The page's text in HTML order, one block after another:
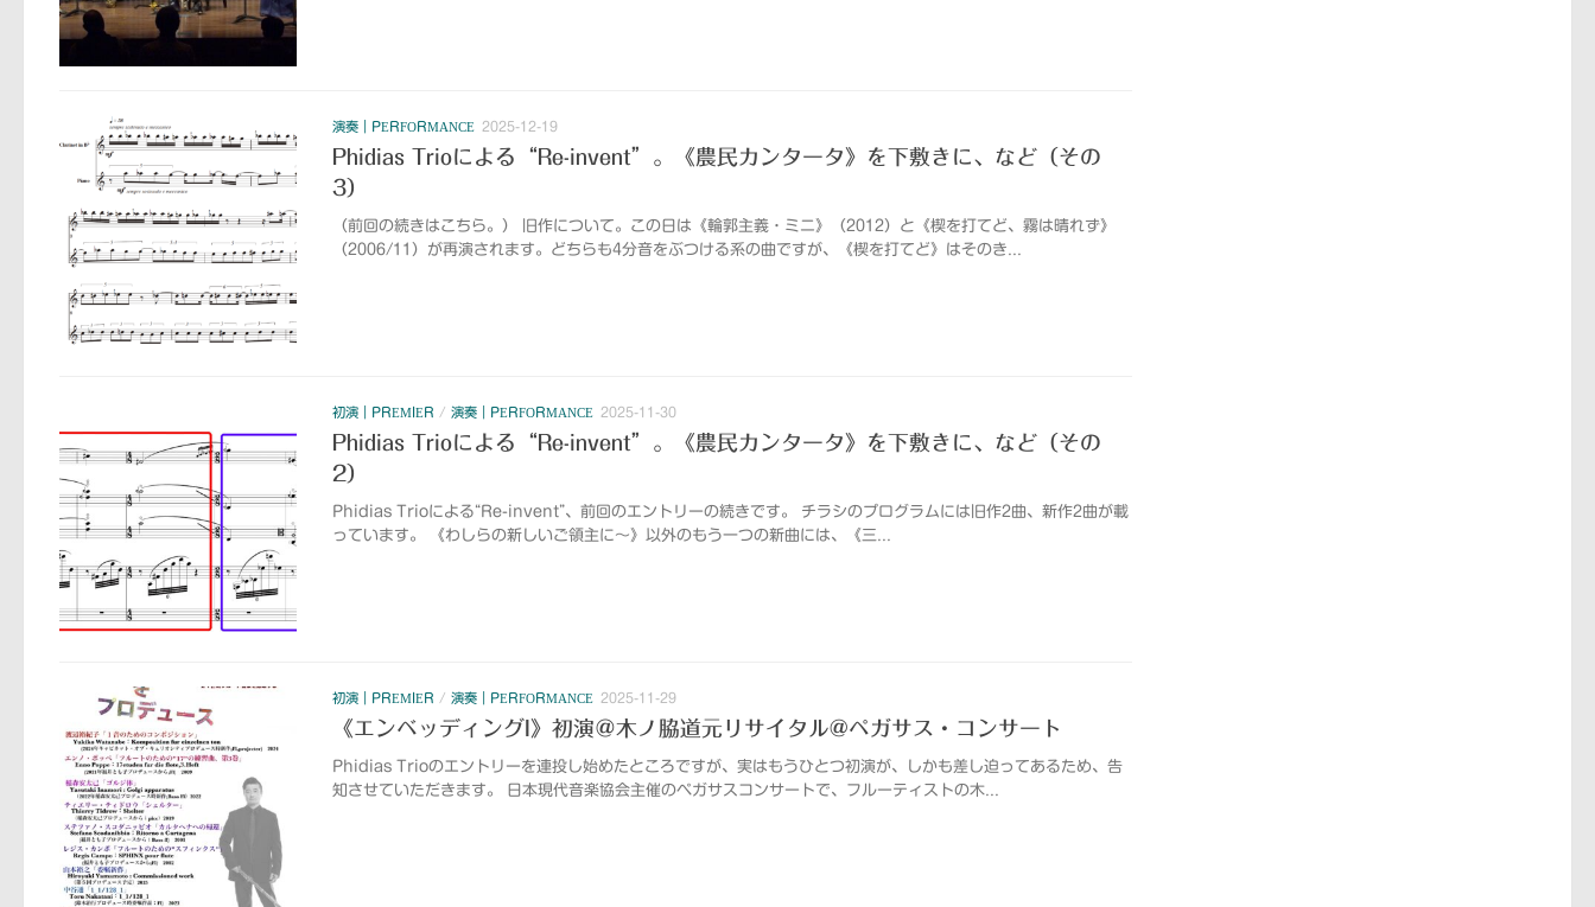
演奏｜PERFORMANCE 2025-12-19
Phidias Trioによる“Re-invent”。《農民カンタータ》を下敷きに、など（その
3）
（前回の続きはこちら。） 旧作について。この日は《輪郭主義・ミニ》（2012）と《楔を打てど、霧は晴れず》
（2006/11）が再演されます。どちらも4分音をぶつける系の曲ですが、《楔を打てど》はそのき...
初演｜PREMIER / 演奏｜PERFORMANCE 2025-11-30
Phidias Trioによる“Re-invent”。《農民カンタータ》を下敷きに、など（その
2）
Phidias Trioによる“Re-invent”、前回のエントリーの続きです。 チラシのプログラムには旧作2曲、新作2曲が載
っています。 《わしらの新しいご領主に〜》以外のもう一つの新曲には、《三...
初演｜PREMIER / 演奏｜PERFORMANCE 2025-11-29
《エンベッディングI》初演＠木ノ脇道元リサイタル@ペガサス・コンサート
Phidias Trioのエントリーを連投し始めたところですが、実はもうひとつ初演が、しかも差し迫ってあるため、告
知させていただきます。 日本現代音楽協会主催のペガサスコンサートで、フルーティストの木...